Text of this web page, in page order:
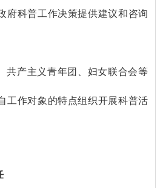
府科普工作决策提供建议和咨询
产主义青年团、妇女联合会等
工作对象的特点组织开展科普活